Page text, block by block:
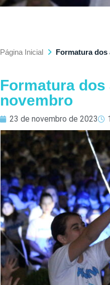
Página Inicial Formatura dos
Formatura dos
novembro
23 de novembro de 2023